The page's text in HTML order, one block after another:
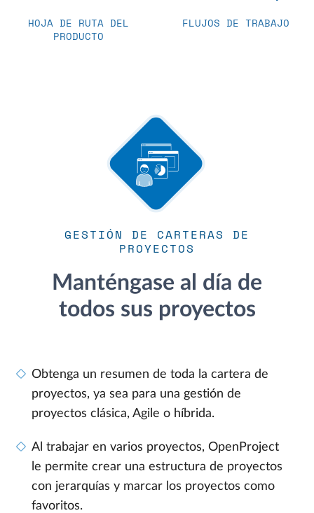
HOJA DE RUTA DEL
PRODUCTO
FLUJOS DE TRABAJO
GESTIÓN DE CARTERAS DE
PROYECTOS
Manténgase al día de
todos sus proyectos
Obtenga un resumen de toda la cartera de
proyectos, ya sea para una gestión de
proyectos clásica, Agile o híbrida.
Al trabajar en varios proyectos, OpenProject
le permite crear una estructura de proyectos
con jerarquías y marcar los proyectos como
favoritos.